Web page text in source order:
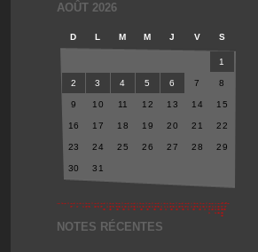
AOÛT 2026
D L M M J V S
1
2 3 4 5 6 7 8
9 10 11 12 13 14 15
16 17 18 19 20 21 22
23 24 25 26 27 28 29
30 31
NOTES RÉCENTES